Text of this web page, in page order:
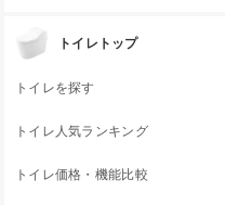
トイレトップ
トイレを探す
トイレ人気ランキング
トイレ価格・機能比較